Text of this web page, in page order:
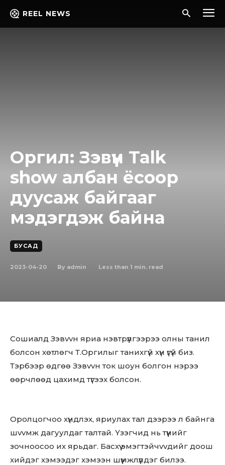
REEL NEWS
Оргил: Зэвүүн Talk
show албан ёсоор
дуусаж байгааг
мэдэгдэж байна
БУСАД
2023-04-20 By admin Less than 1 min. read
Сошиалд Зэвvvн яриа нэвтрүүлгээрээ олны танил
болсон хөтлөгч Т.Оргилыг танихгүй хүн үгүй биз.
Тэрбээр өдгөө Зэвvvн ток шоун болгон нэрээ
өөрчлөөд цахимд түгээх болсон.
Оролцогчоо хүндлэх, яриулах тал дээрээ л байнга
шvvмж дагуулдаг талтай. Үзэгчид нь түүнийг
зочноосоо их ярьдаг. Басхүү эмэгтэйчvvдийг доош
хийдэг хэмээдэг хэмээн шүүмжлүүлдэг билээ.